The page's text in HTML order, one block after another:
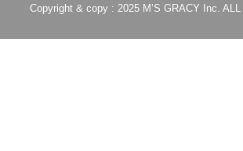
Copyright & copy : 2025 M’S GRACY Inc. ALL